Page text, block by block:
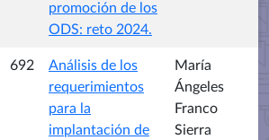
promoción de los
ODS: reto 2024.
692
Análisis de los
requerimientos
para la
implantación de
María
Ángeles
Franco
Sierra